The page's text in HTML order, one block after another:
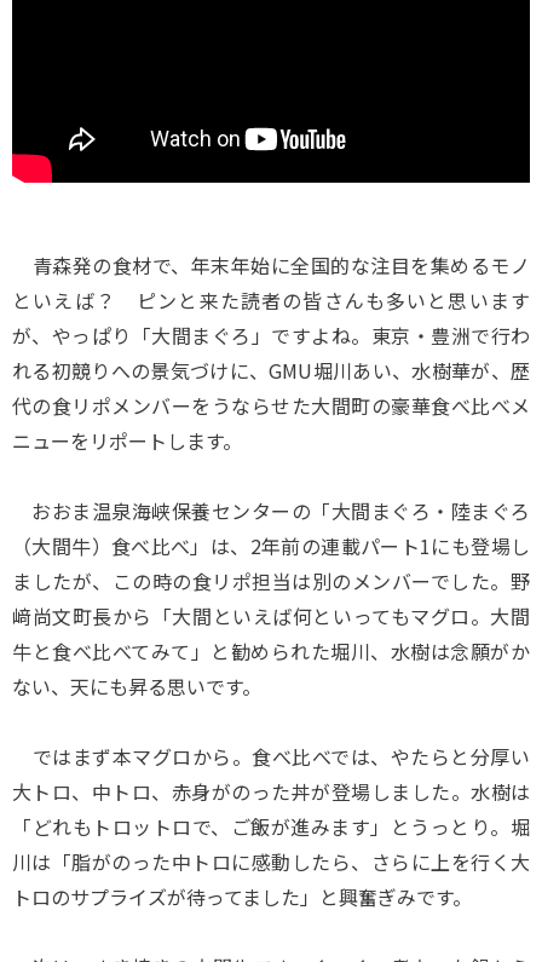
青森発の食材で、年末年始に全国的な注目を集めるモノ
といえば？ ピンと来た読者の皆さんも多いと思います
が、やっぱり「大間まぐろ」ですよね。東京・豊洲で行わ
れる初競りへの景気づけに、GMU堀川あい、水樹華が、歴
代の食リポメンバーをうならせた大間町の豪華食べ比べメ
ニューをリポートします。
おおま温泉海峡保養センターの「大間まぐろ・陸まぐろ
（大間牛）食べ比べ」は、2年前の連載パート1にも登場し
ましたが、この時の食リポ担当は別のメンバーでした。野
﨑尚文町長から「大間といえば何といってもマグロ。大間
牛と食べ比べてみて」と勧められた堀川、水樹は念願がか
ない、天にも昇る思いです。
ではまず本マグロから。食べ比べでは、やたらと分厚い
大トロ、中トロ、赤身がのった丼が登場しました。水樹は
「どれもトロットロで、ご飯が進みます」とうっとり。堀
川は「脂がのった中トロに感動したら、さらに上を行く大
トロのサプライズが待ってました」と興奮ぎみです。